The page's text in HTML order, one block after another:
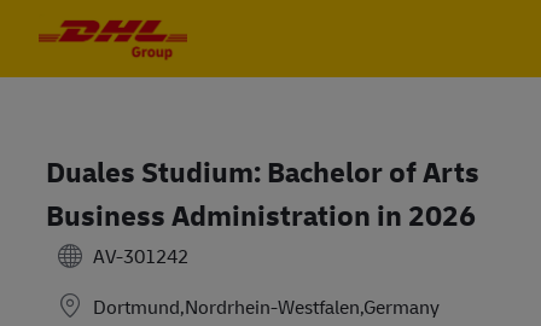
Duales Studium: Bachelor of Arts
Business Administration in 2026
AV-301242
Dortmund,Nordrhein-Westfalen,Germany